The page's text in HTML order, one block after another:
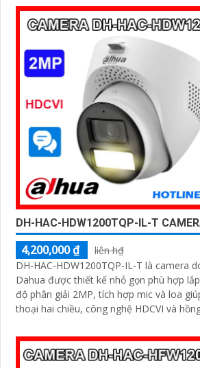
thoại hai chiều
DH-HAC-HDW1200TQP-IL-T
4,200,000 ₫
liên h₫
DH-HAC-HDW1200TQP-IL-T là camera
Dahua được thiết kế nhỏ gọn phù hợp lắp
độ phân giải 2MP, tích hợp mic và loa
thoại hai chiều, công nghệ HDCVI và